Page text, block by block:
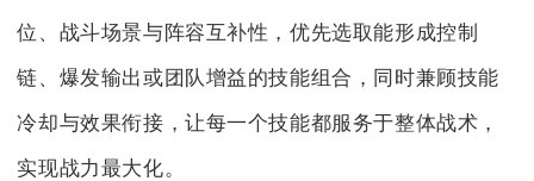
位、战斗场景与阵容互补性，优先选取能形成控制
链、爆发输出或团队增益的技能组合，同时兼顾技能
冷却与效果衔接，让每一个技能都服务于整体战术，
实现战力最大化。